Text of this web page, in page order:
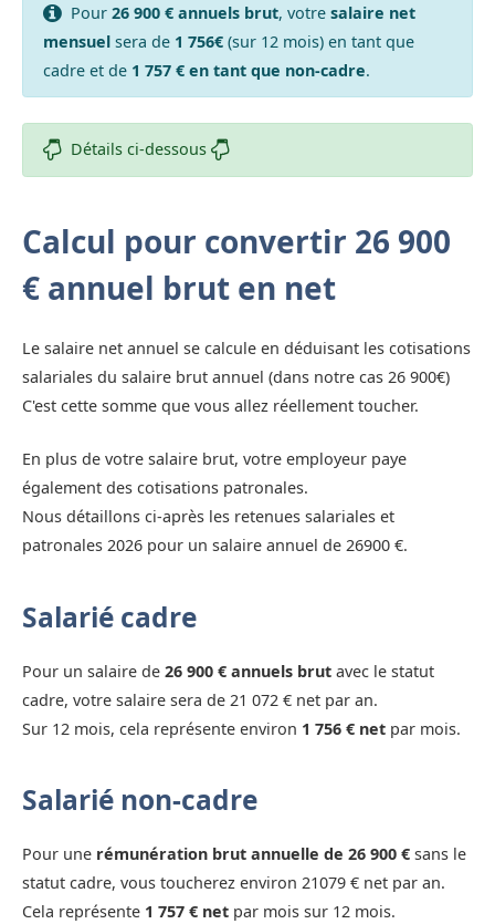
Pour 26 900 € annuels brut, votre salaire net
mensuelsera de 1 756€(sur 12 mois) en tant que
cadre et de 1 757 € en tant que non-cadre.
Détails ci-dessous
Calcul pour convertir 26 900
€ annuel brut en net
Le salaire net annuel se calcule en déduisant les cotisations
salariales du salaire brut annuel (dans notre cas 26 900€)
C'est cette somme que vous allez réellement toucher.
En plus de votre salaire brut, votre employeur paye
également des cotisations patronales.
Nous détaillons ci-après les retenues salariales et
patronales 2026 pour un salaire annuel de 26900 €.
Salarié cadre
Pour un salaire de 26 900 € annuels brut avec le statut
cadre, votre salaire sera de 21 072 € net par an.
Sur 12 mois, cela représente environ 1 756 € net par mois.
Salarié non-cadre
Pour une rémunération brut annuelle de 26 900 € sans le
statut cadre, vous toucherez environ 21079 € net par an.
Cela représente 1 757 € net par mois sur 12 mois.